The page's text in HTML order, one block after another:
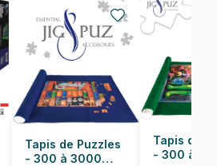
625012445160
1000 pièces
67 x 48 cm
Tapis de Puzzles
- 300 à 3000
Tapis de
- 300 à